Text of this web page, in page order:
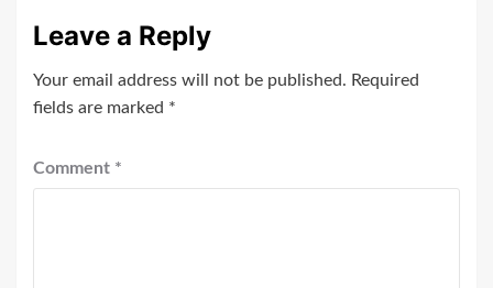
Leave a Reply
Your email address will not be published. Required
fields are marked *
Comment *